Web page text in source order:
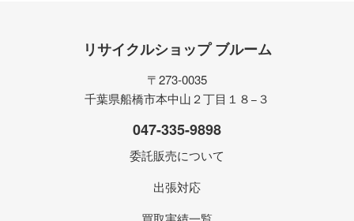
リサイクルショップ ブルーム
〒273-0035
千葉県船橋市本中山２丁目１８−３
047-335-9898
委託販売について
出張対応